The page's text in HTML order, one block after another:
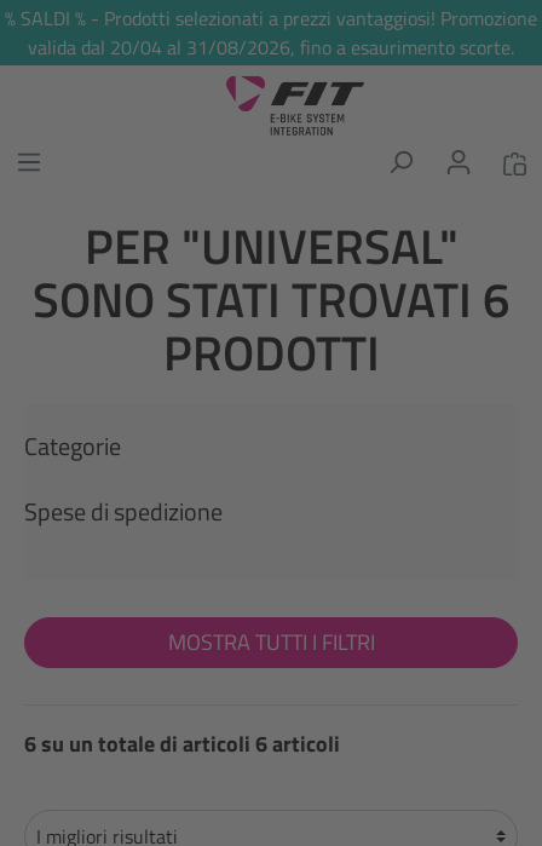
principale
% SALDI % - Prodotti selezionati a prezzi vantaggiosi! Promozione
valida dal 20/04 al 31/08/2026, fino a esaurimento scorte.
PER "UNIVERSAL"
SONO STATI TROVATI 6
PRODOTTI
Categorie
Spese di spedizione
MOSTRA TUTTI I FILTRI
6 su un totale di articoli 6 articoli